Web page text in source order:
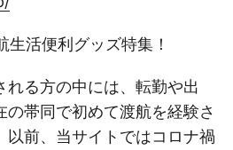
生活便利グッズ特集！
れる方の中には、転勤や出
帯同で初めて渡航を経験さ
以前、当サイトではコロナ禍